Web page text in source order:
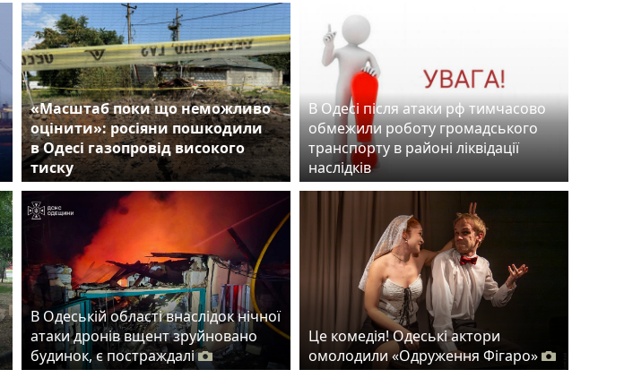
«Масштаб поки що неможливо
оцінити»: росіяни пошкодили
в Одесі газопровід високого
тиску
В Одесі після атаки рф тимчасово
обмежили роботу громадського
транспорту в районі ліквідації
наслідків
В Одеській області внаслідок нічної
атаки дронів вщент зруйновано
будинок, є постраждалі
Це комедія! Одеські актори
омолодили «Одруження Фігаро»